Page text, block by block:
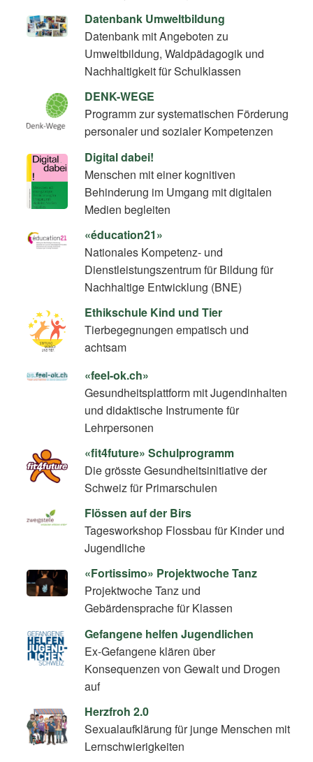
Datenbank Umweltbildung
Datenbank mit Angeboten zu
Umweltbildung, Waldpädagogik und
Nachhaltigkeit für Schulklassen
DENK-WEGE
Programm zur systematischen Förderung
personaler und sozialer Kompetenzen
Digital dabei!
Menschen mit einer kognitiven
Behinderung im Umgang mit digitalen
Medien begleiten
«éducation21»
Nationales Kompetenz- und
Dienstleistungszentrum für Bildung für
Nachhaltige Entwicklung (BNE)
Ethikschule Kind und Tier
Tierbegegnungen empatisch und
achtsam
«feel-ok.ch»
Gesundheitsplattform mit Jugendinhalten
und didaktische Instrumente für
Lehrpersonen
«fit4future» Schulprogramm
Die grösste Gesundheitsinitiative der
Schweiz für Primarschulen
Flössen auf der Birs
Tagesworkshop Flossbau für Kinder und
Jugendliche
«Fortissimo» Projektwoche Tanz
Projektwoche Tanz und
Gebärdensprache für Klassen
Gefangene helfen Jugendlichen
Ex-Gefangene klären über
Konsequenzen von Gewalt und Drogen
auf
Herzfroh 2.0
Sexualaufklärung für junge Menschen mit
Lernschwierigkeiten